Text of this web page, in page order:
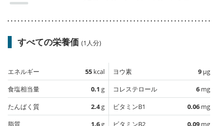
すべての栄養価 (1人分)
エネルギー 55 kcal
食塩相当量
0.1 g
たんぱく質
2.4g
脂質
1.6g
ヨウ素 9 µg
コレステロール
6 mg
ビタミンB1
0.06 mg
ビタミンB2
0.09 mg